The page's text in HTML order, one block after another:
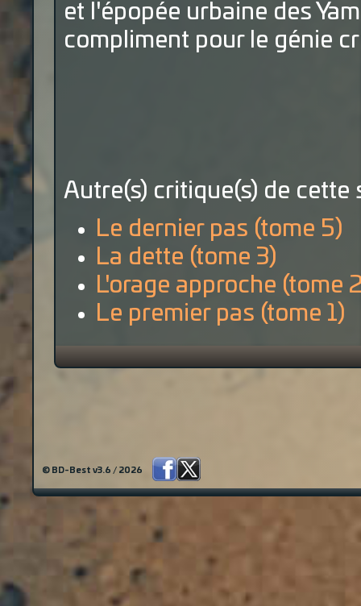
et l'épopée urbaine des
compliment pour le génie
Autre(s) critique(s) de cette
Le dernier pas (tome 5)
La dette (tome 3)
L'orage approche (tome
Le premier pas (tome 1)
© BD-Best v3.6 / 2026